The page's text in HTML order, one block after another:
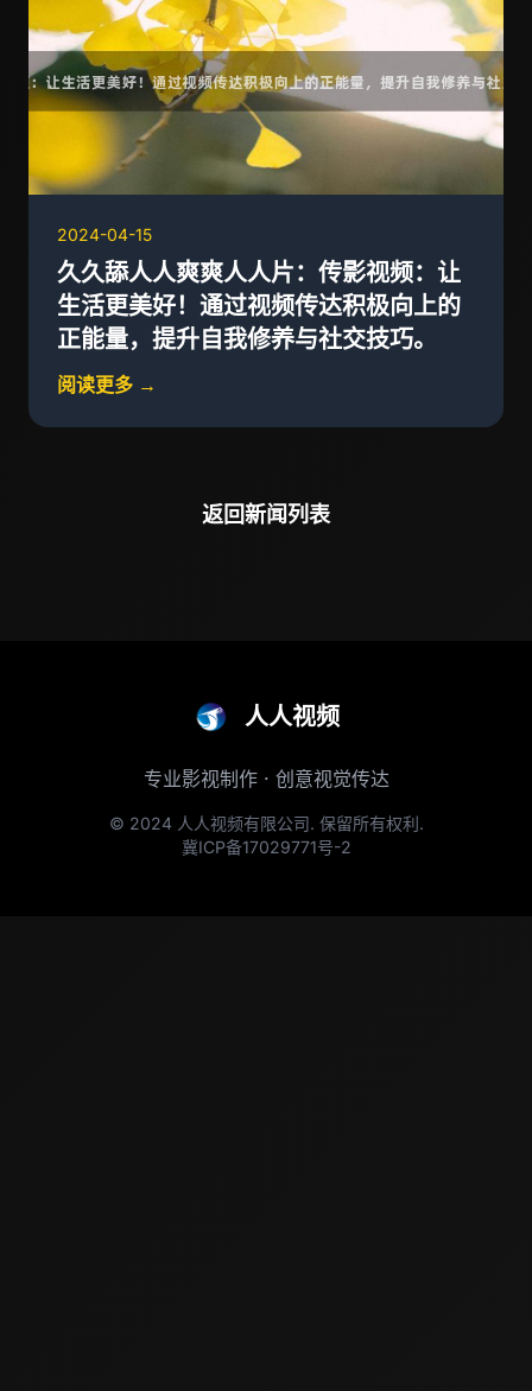
2024-04-15
久久舔人人爽爽人人片：传影视频：让
生活更美好！通过视频传达积极向上的
正能量，提升自我修养与社交技巧。
阅读更多 →
返回新闻列表
人人视频
专业影视制作 · 创意视觉传达
© 2024 人人视频有限公司. 保留所有权利.
冀ICP备17029771号-2